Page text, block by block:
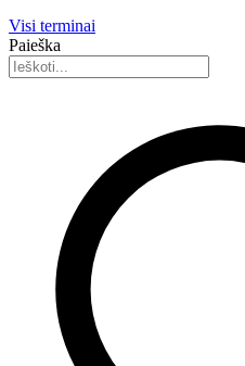
Visi terminai
Paieška